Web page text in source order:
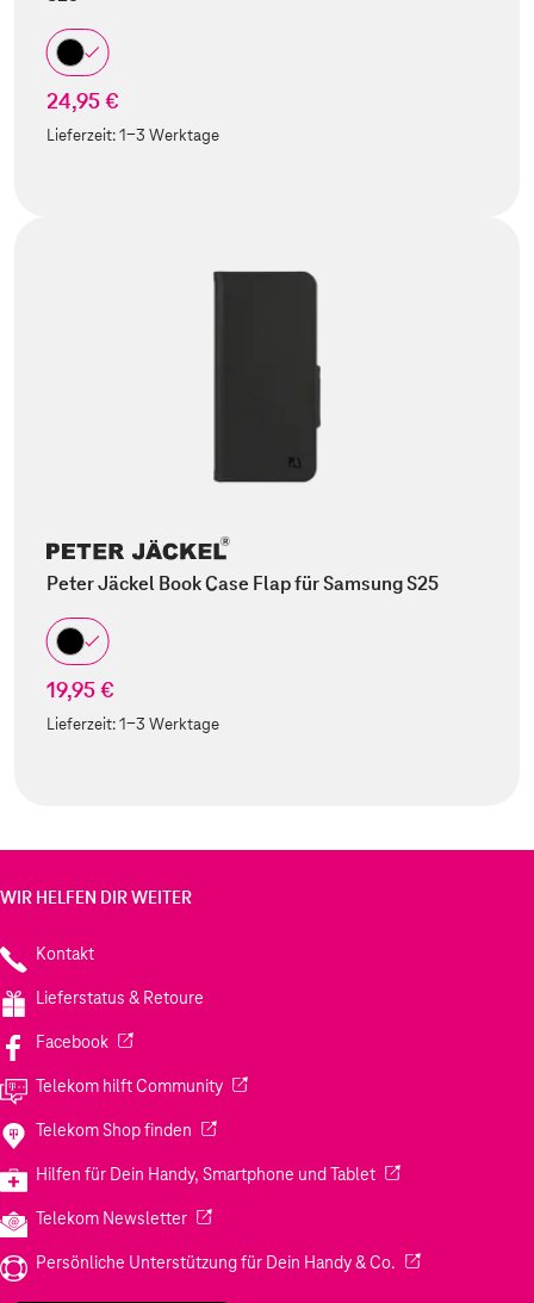
24,95 €
Lieferzeit:1-3 Werktage
Peter Jäckel Book Case Flap für Samsung S25
19,95 €
Lieferzeit:1-3 Werktage
WIR HELFEN DIR WEITER
Kontakt
Lieferstatus & Retoure
Facebook(Wird in einem neuen Tab geöffnet)
Telekom hilft Community(Wird in einem neuen Tab geöffnet)
Telekom Shop finden (Wird in einem neuen Tab geöffnet)
Hilfen für Dein Handy, Smartphone und Tablet(Wird in einem
Telekom Newsletter(Wird in einem neuen Tab geöffnet)
Persönliche Unterstützung für Dein Handy & Co. (Wird in einem